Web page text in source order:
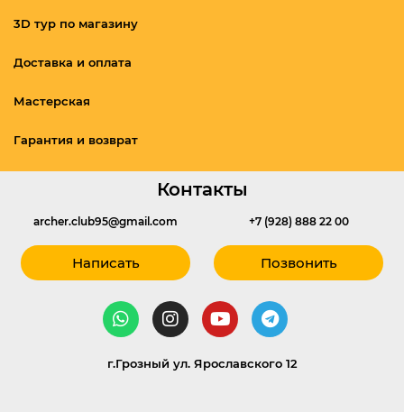
3D тур по магазину
Доставка и оплата
Мастерская
Гарантия и возврат
Контакты
archer.club95@gmail.com
Написать
+7 (928) 888 22 00
Позвонить
г.Грозный ул. Ярославского 12